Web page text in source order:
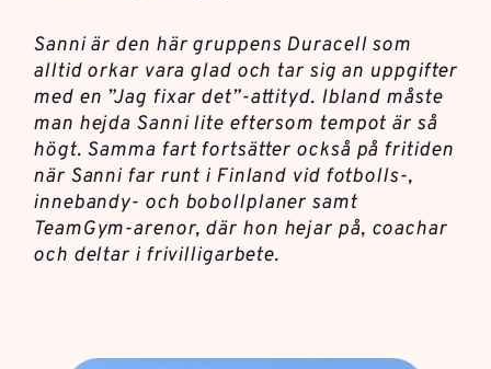
Sanni är den här gruppens Duracell som
alltid orkar vara glad och tar sig an uppgifter
med en ”Jag fixar det”-attityd. Ibland måste
man hejda Sanni lite eftersom tempot är så
högt. Samma fart fortsätter också på fritiden
när Sanni far runt i Finland vid fotbolls-,
innebandy- och bobollplaner samt
TeamGym-arenor, där hon hejar på, coachar
och deltar i frivilligarbete.